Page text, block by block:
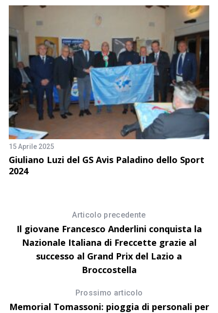
15 Aprile 2025
Giuliano Luzi del GS Avis Paladino dello Sport
2024
Articolo precedente
Il giovane Francesco Anderlini conquista la
Nazionale Italiana di Freccette grazie al
successo al Grand Prix del Lazio a
Broccostella
Prossimo articolo
Memorial Tomassoni: pioggia di personali per